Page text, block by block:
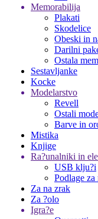
Memorabilija
Plakati
Skodelice
Obeski in
Darilni
Ostala
Sestavljanke
Kocke
Modelarstvo
Revell
Ostali
Barve in
Mistika
Knjige
Ra?unalniki in
USB klju?i
Podlage za
Za na zrak
Za ?olo
Igra?e